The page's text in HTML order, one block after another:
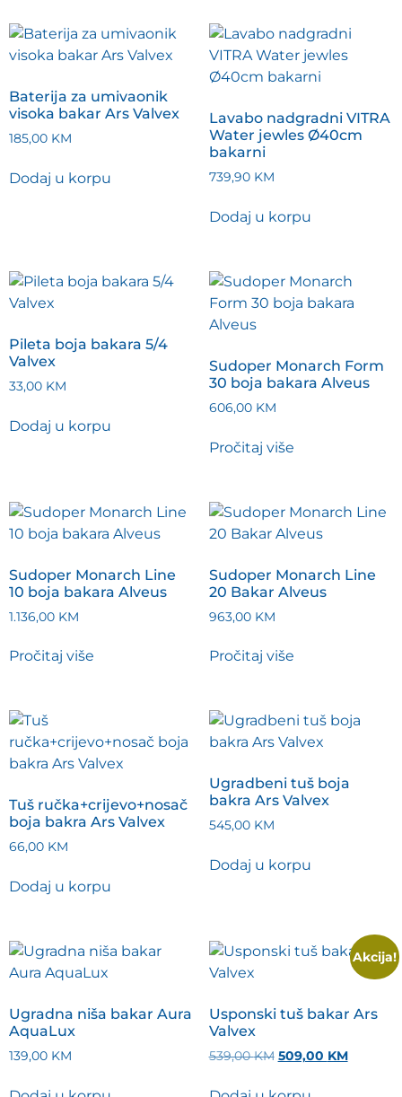
Baterija za umivaonik
visoka bakar Ars Valvex
185,00 KM
Dodaj u korpu
Lavabo nadgradni VITRA
Water jewles Ø40cm
bakarni
739,90 KM
Dodaj u korpu
Pileta boja bakara 5/4
Valvex
33,00 KM
Dodaj u korpu
Sudoper Monarch Form
30 boja bakara Alveus
606,00 KM
Pročitaj više
Sudoper Monarch Line
10 boja bakara Alveus
1.136,00 KM
Pročitaj više
Sudoper Monarch Line
20 Bakar Alveus
963,00 KM
Pročitaj više
Tuš ručka+crijevo+nosač
boja bakra Ars Valvex
66,00 KM
Dodaj u korpu
Ugradbeni tuš boja
bakra Ars Valvex
545,00 KM
Dodaj u korpu
Ugradna niša bakar Aura
AquaLux
139,00 KM
Akcija!
Usponski tuš bakar Ars
Valvex
539,00KM 509,00 KM